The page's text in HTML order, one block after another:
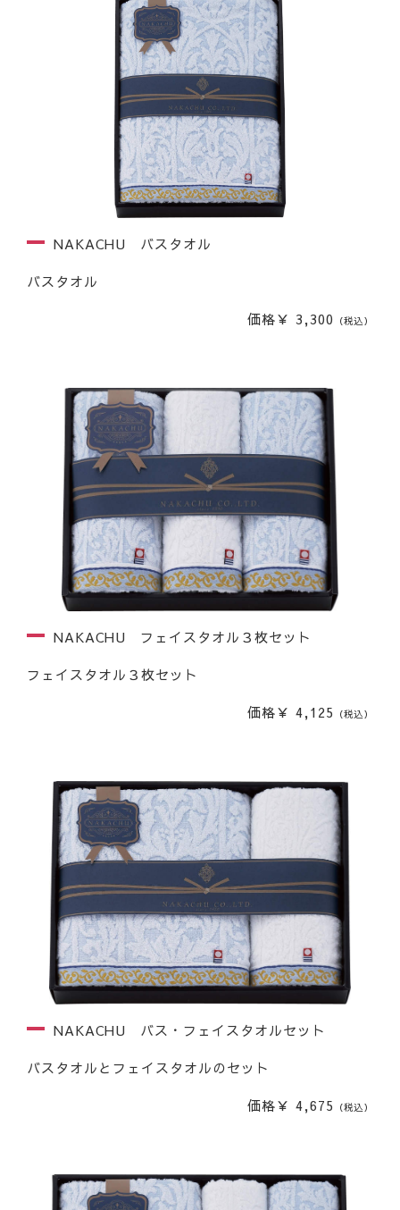
NAKACHU バスタオル
バスタオル
価格￥ 3,300 （税込）
NAKACHU フェイスタオル３枚セット
フェイスタオル３枚セット
価格￥ 4,125 （税込）
NAKACHU バス・フェイスタオルセット
バスタオルとフェイスタオルのセット
価格￥ 4,675 （税込）